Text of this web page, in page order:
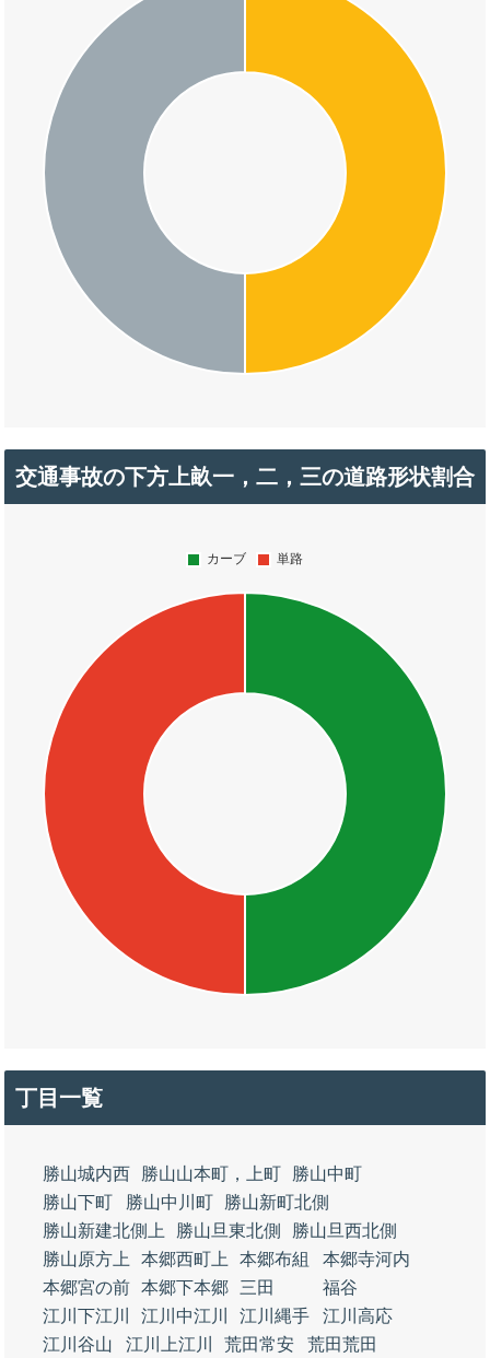
交通事故の下方上畝一，二，三の道路形状割合
丁目一覧
勝山城内西 勝山山本町，上町
勝山中町
勝山下町
勝山中川町
勝山新町北側
勝山新建北側上
勝山旦東北側
勝山旦西北側
勝山原方上
本郷西町上 本郷布組
本郷寺河内
本郷宮の前 本郷下本郷 三田
福谷
江川下江川
江川中江川 江川縄手
江川高応
江川谷山
江川上江川 荒田常安
荒田荒田